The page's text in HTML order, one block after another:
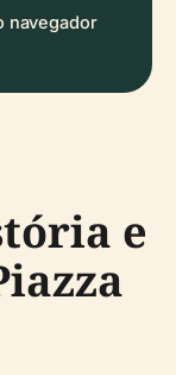
navegador
e